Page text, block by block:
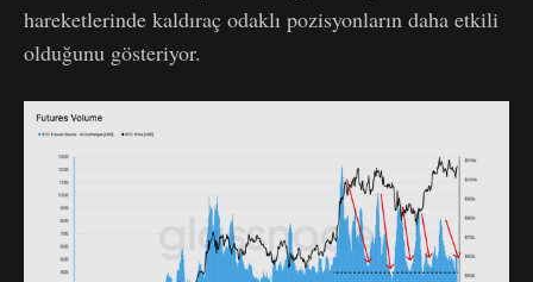
hareketlerinde kaldıraç odaklı pozisyonların daha etkili
olduğunu gösteriyor.